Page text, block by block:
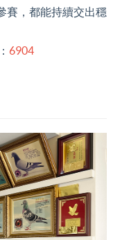
賽，都能持續交出穩
6904